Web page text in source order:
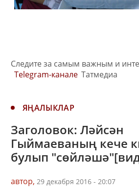
Следите за самым важным и
Telegram-канале Татмедиа
ЯҢАЛЫКЛАР
Заголовок: Ләйсән
Гыймаеваның кече
булып
автор, 29 декабря 2016 - 20:07